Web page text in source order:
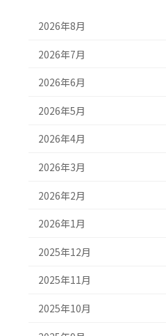
2026年8月
2026年7月
2026年6月
2026年5月
2026年4月
2026年3月
2026年2月
2026年1月
2025年12月
2025年11月
2025年10月